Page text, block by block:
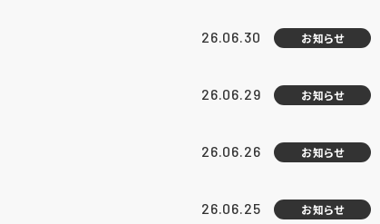
26.06.30 お知らせ
26.06.29 お知らせ
26.06.26 お知らせ
26.06.25 お知らせ